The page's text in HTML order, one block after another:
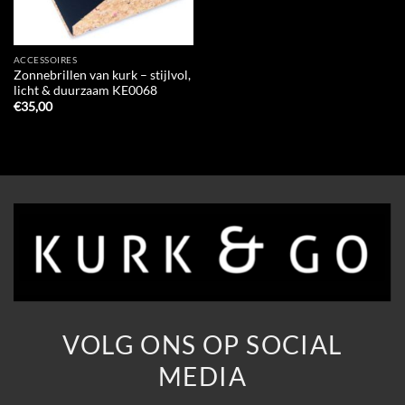
ACCESSOIRES
Zonnebrillen van kurk – stijlvol,
licht & duurzaam KE0068
€35,00
VOLG ONS OP SOCIAL
MEDIA